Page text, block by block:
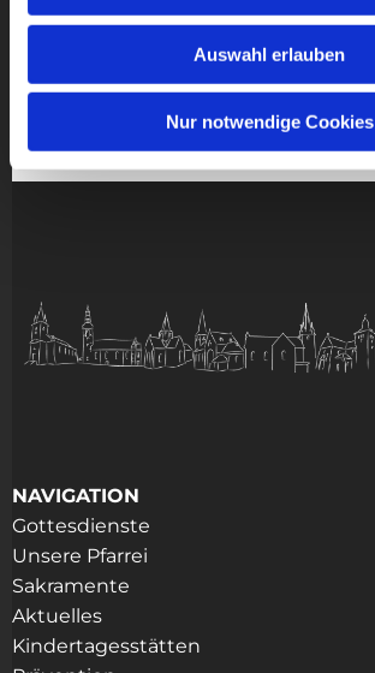
Auswahl erlauben
Nur notwendige Cookies
NAVIGATION
Gottesdienste
Unsere Pfarrei
Sakramente
Aktuelles
Kindertagesstätten